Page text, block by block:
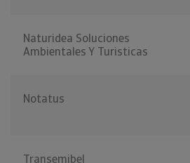
Naturidea Soluciones
Ambientales Y Turisticas
Notatus
Transemibel